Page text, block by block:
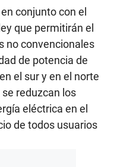
conjunto con el
que permitirán el
no convencionales
de potencia de
el sur y en el norte
reduzcan los
eléctrica en el
de todos usuarios